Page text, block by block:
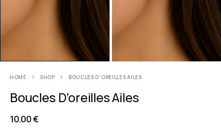
HOME SHOP BOUCLES D’OREILLES AILES
Boucles D’oreilles Ailes
10.00€